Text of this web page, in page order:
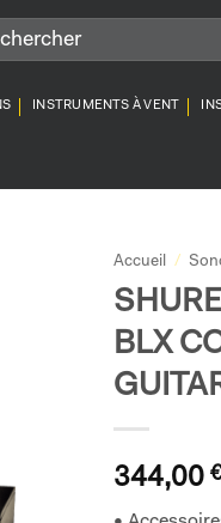
INSTRUMENTS À VENT
Accueil /
BLX
344,00 €